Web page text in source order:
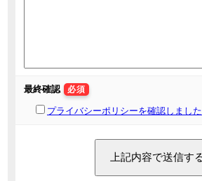
最終確認 必須
プライバシーポリシーを確認しました